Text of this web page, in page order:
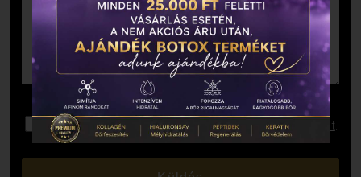
Elolvastam és elfogadom az Adatkezelési Tájékoztatót